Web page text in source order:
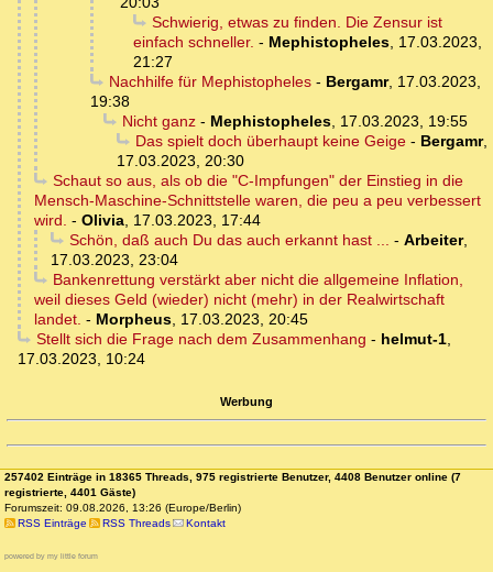
Schwierig, etwas zu finden. Die Zensur ist
einfach schneller. - Mephistopheles 17.03.2023,
21:27
Nachhilfe für Mephistopheles- Bergamr, 17.03.2023,
19:38
Nicht ganz- Mephistopheles, 17.03.2023, 19:55
Das spielt doch überhaupt keine Geige- Bergamr,
17.03.2023, 20:30
Schaut so aus, als ob die "C-Impfungen" der Einstieg in die
Mensch-Maschine-Schnittstelle waren, die peu a peu verbessert
wird. - Olivia 17.03.2023, 17:44
Schön, daß auch Du das auch erkannt hast ...
- Arbeiter,
17.03.2023, 23:04
Bankenrettung verstärkt aber nicht die allgemeine Inflation,
weil dieses Geld (wieder) nicht (mehr) in der Realwirtschaft
landet. - Morpheus 17.03.2023, 20:45
Stellt sich die Frage nach dem Zusammenhang - helmut-1,
17.03.2023, 10:24
Werbung
257402 Einträge in 18365 Threads, 975 registrierte Benutzer, 4408 Benutzer online (7
registrierte, 4401 Gäste)
Forumszeit: 09.08.2026, 13:26 (Europe/Berlin)
RSS Einträge
RSS Threads Kontakt
powered by my little forum